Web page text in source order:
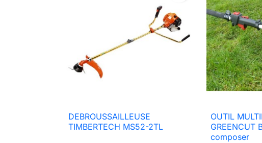
 Vista rápida
DEBROUSSAILLEUSE
TIMBERTECH MS52-2TL

OUTIL
GREENCUT
composer